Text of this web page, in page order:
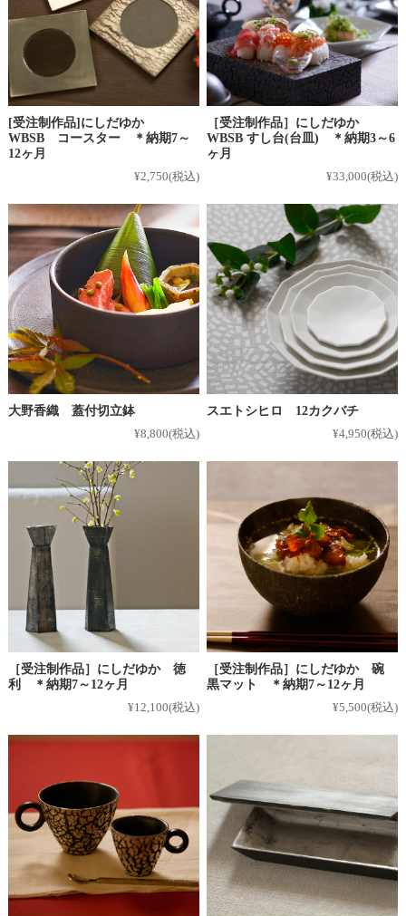
[受注制作品]にしだゆか
WBSB コースター ＊納期7～
12ヶ月
¥2,750(税込)
［受注制作品］にしだゆか
WBSB すし台(台皿) ＊納期3～6
ヶ月
¥33,000(税込)
大野香織 蓋付切立鉢
¥8,800(税込)
スエトシヒロ 12カクバチ
¥4,950(税込)
［受注制作品］にしだゆか 徳
利 ＊納期7～12ヶ月
¥12,100(税込)
［受注制作品］にしだゆか 碗
黒マット ＊納期7～12ヶ月
¥5,500(税込)